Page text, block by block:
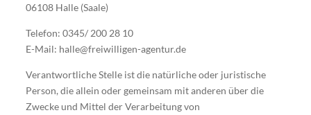
06108 Halle (Saale)
Telefon: 0345/ 200 28 10
E-Mail: halle@freiwilligen-agentur.de
Verantwortliche Stelle ist die natürliche oder juristische
Person, die allein oder gemeinsam mit anderen über die
Zwecke und Mittel der Verarbeitung von